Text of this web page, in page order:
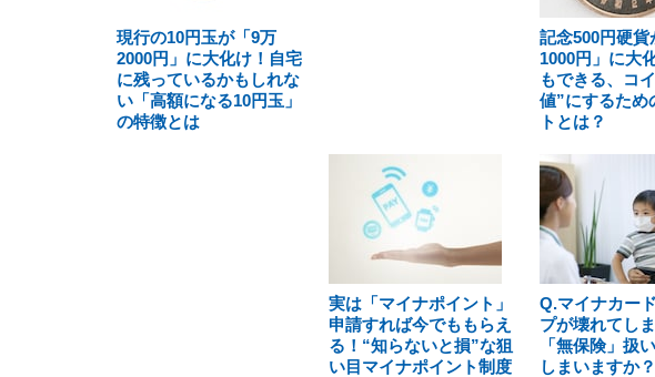
現行の10円玉が「9万
2000円」に大化け！自宅
に残っているかもしれな
い「高額になる10円玉」
の特徴とは
記念500円硬貨
1000円」に大
もできる、コ
値”にするため
トとは？
実は「マイナポイント」
申請すれば今でももらえ
る！“知らないと損”な狙
い目マイナポイント制度
Q.マイナカー
プが壊れてし
「無保険」扱
しまいますか？